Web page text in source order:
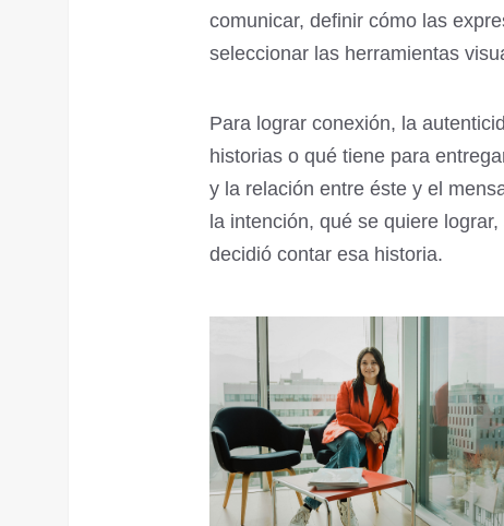
comunicar, definir cómo las
seleccionar las herramientas
Para lograr conexión, la
historias o qué tiene para
y la relación entre éste y el
la intención, qué se quiere
decidió contar esa historia.